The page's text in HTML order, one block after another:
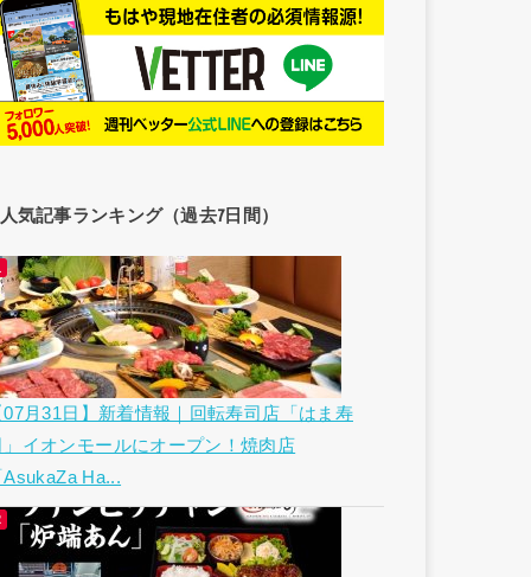
人気記事ランキング（過去7日間）
07月31日】新着情報｜回転寿司店「はま寿
」イオンモールにオープン！焼肉店
AsukaZa Ha...